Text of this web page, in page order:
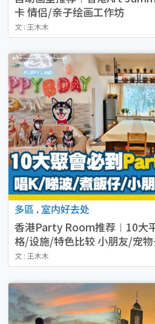
卡 情侣/亲子绘画工作坊
文 : 王木木
多區 . 室内好去处
香港Party Room推荐︱10大
格/设施/特色比较 小朋友/宠
文 : 王木木